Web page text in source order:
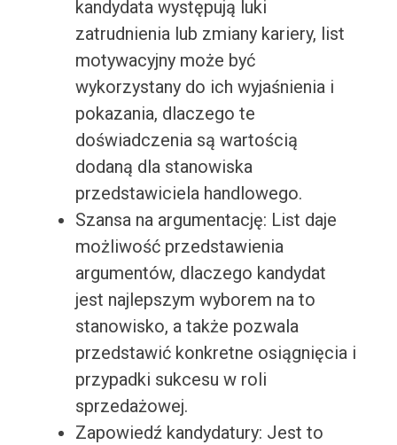
kandydata występują luki
zatrudnienia lub zmiany kariery, list
motywacyjny może być
wykorzystany do ich wyjaśnienia i
pokazania, dlaczego te
doświadczenia są wartością
dodaną dla stanowiska
przedstawiciela handlowego.
Szansa na argumentację: List daje
możliwość przedstawienia
argumentów, dlaczego kandydat
jest najlepszym wyborem na to
stanowisko, a także pozwala
przedstawić konkretne osiągnięcia i
przypadki sukcesu w roli
sprzedażowej.
Zapowiedź kandydatury: Jest to